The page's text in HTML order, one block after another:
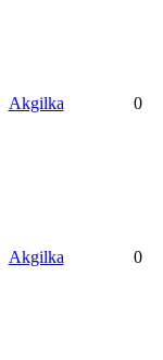
Akgilka 0
Akgilka 0